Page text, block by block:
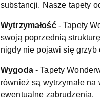
substancji. Nasze tapety
Wytrzymałość- Tapety
swoją poprzednią
nigdy nie pojawi się grzyb
Wygoda- Tapety
również są wytrzymałe
ewentualne zabrudzenia.